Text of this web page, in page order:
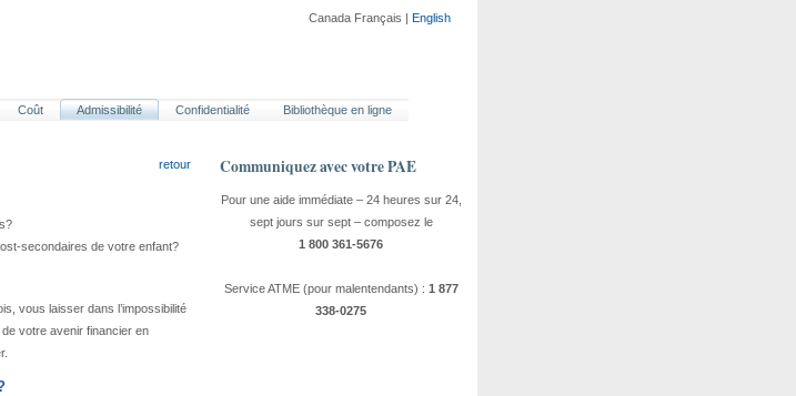
Canada Français | English
Coût Admissibilité Confidentialité Bibliothèque en ligne
retour
secondaires de votre enfant?
vous laisser dans l’impossibilité
votre avenir financier en
Communiquez avec votrePAE
Pour une aide immédiate – 24 heures sur 24,
sept jours sur sept – composez le
1 800 361-5676
Service ATME (pour malentendants) : 1 877
338-0275